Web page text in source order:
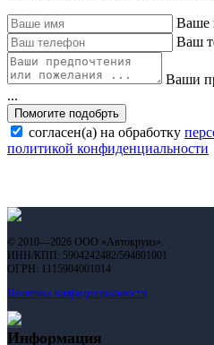
Ваше
Ваш
Ваши
...
Помогите подобрть
согласен(а) на обработку
политикой конфиденциальности
© 2010—2026 ООО «Автокруиз».
ИНН/КПП: 5904242482/594801001
ОГРН: 1115904001014
Политика конфиденциальности
Информация